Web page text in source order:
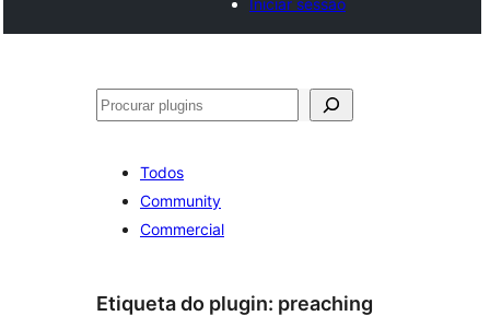
Iniciar sessão
Pesquisar
Todos
Community
Commercial
Etiqueta do plugin: preaching